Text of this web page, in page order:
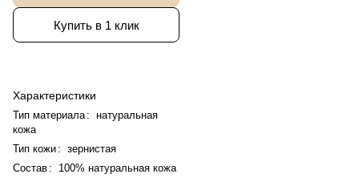
Купить в 1 клик
Характеристики
Тип материала : натуральная
кожа
Тип кожи : зернистая
Состав :
100% натуральная кожа